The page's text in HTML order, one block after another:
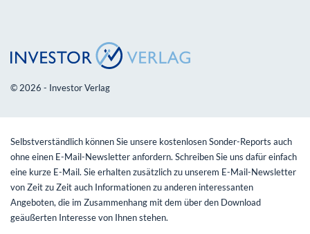
© 2026 - Investor Verlag
Selbstverständlich können Sie unsere kostenlosen Sonder-Reports auch
ohne einen E-Mail-Newsletter anfordern. Schreiben Sie uns dafür einfach
eine kurze E-Mail. Sie erhalten zusätzlich zu unserem E-Mail-Newsletter
von Zeit zu Zeit auch Informationen zu anderen interessanten
Angeboten, die im Zusammenhang mit dem über den Download
geäußerten Interesse von Ihnen stehen.